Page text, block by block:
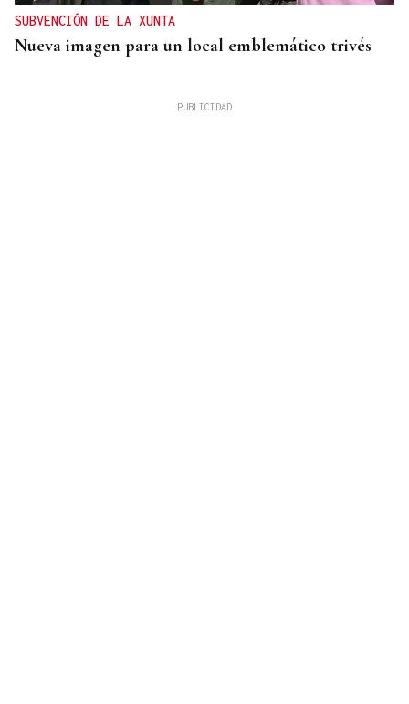
SUBVENCIÓN DE LA XUNTA
Nueva imagen para un local emblemático trivés